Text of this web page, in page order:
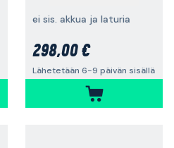
ei sis. akkua ja laturia
298,00 €
Lähetetään 6-9 päivän sisällä